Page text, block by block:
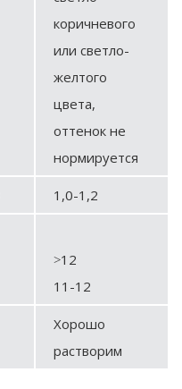
коричневого
или светло-
желтого
цвета,
оттенок не
нормируется
1,0-1,2
˃12
11-12
Хорошо
растворим